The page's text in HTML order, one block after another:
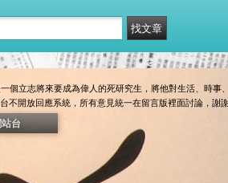
個立志將來要成為偉人的死研究生，將他對生活、時事
不開放回應系統，所有意見統一在留言版裡面討論，謝謝
台